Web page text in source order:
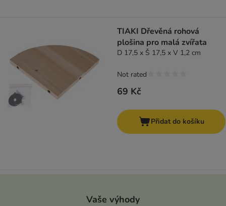
TIAKI Dřevěná rohová
plošina pro malá zvířata
D 17,5 x Š 17,5 x V 1,2 cm
69 Kč
Not rated
Přidat do košíku
Vaše výhody